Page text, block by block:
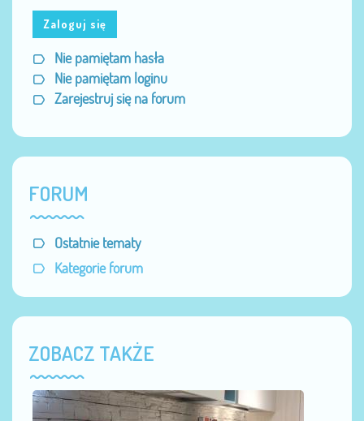
Zaloguj się
Nie pamiętam hasła
Nie pamiętam loginu
Zarejestruj się na forum
FORUM
Ostatnie tematy
Kategorie forum
ZOBACZ TAKŻE